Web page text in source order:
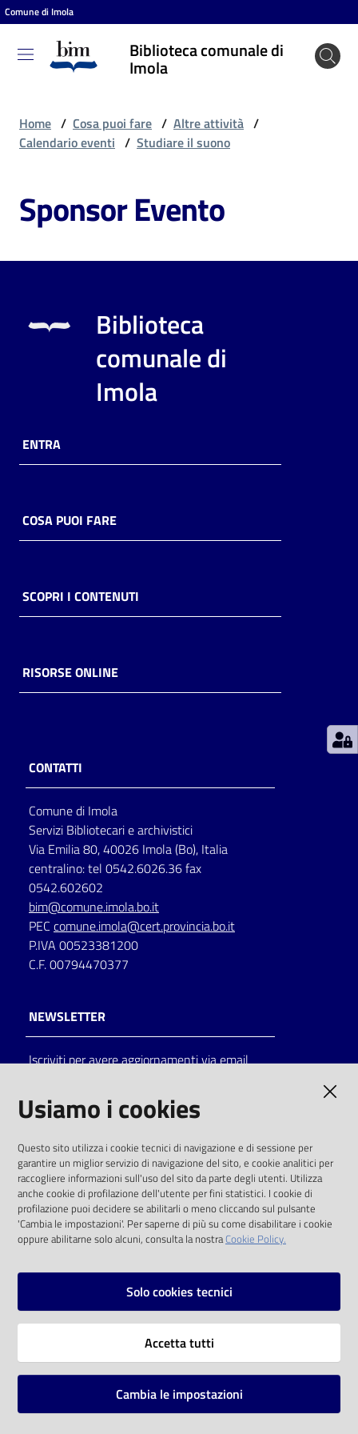
Vai al contenuto
Vai alla navigazione
Vai al footer
Comune di Imola
Biblioteca comunale di
Imola
Biblioteca
comunale
puoi
Risorse
online
Casa
Piani
storico
per
lettura
Seguici
su
Catalogo
on line
Eventi
Chiedi al
bibliotecario
Home / Cosa puoi fare / Altre attività /
Calendario eventi / Studiare il suono
Sponsor Evento
Biblioteca
comunale di
Imola
ENTRA
COSA PUOI FARE
SCOPRI I CONTENUTI
RISORSE ONLINE
CONTATTI
Comune di Imola
Servizi Bibliotecari e archivistici
Via Emilia 80, 40026 Imola (Bo), Italia
centralino: tel 0542.6026.36 fax
0542.602602
bim@comune.imola.bo.it
PEC comune.imola@cert.provincia.bo.it
P.IVA 00523381200
C.F. 00794470377
NEWSLETTER
Iscriviti per avere aggiornamenti via email
solo alle condizioni previste dalla direttiva
comunitaria 2003/98/CE e dal d.lgs. 36/2006
SOCIAL
Instagram
Vai alla pagina
Mappa del sito
Usiamo i cookies
Questo sito utilizza i cookie tecnici di navigazione e di sessione per
garantire un miglior servizio di navigazione del sito, e cookie analitici per
raccogliere informazioni sull'uso del sito da parte degli utenti. Utilizza
anche cookie di profilazione dell'utente per fini statistici. I cookie di
profilazione puoi decidere se abilitarli o meno cliccando sul pulsante
'Cambia le impostazioni'. Per saperne di più su come disabilitare i cookie
oppure abilitarne solo alcuni, consulta la nostraCookie Policy.
Solo cookies tecnici
Accetta tutti
Cambia le impostazioni